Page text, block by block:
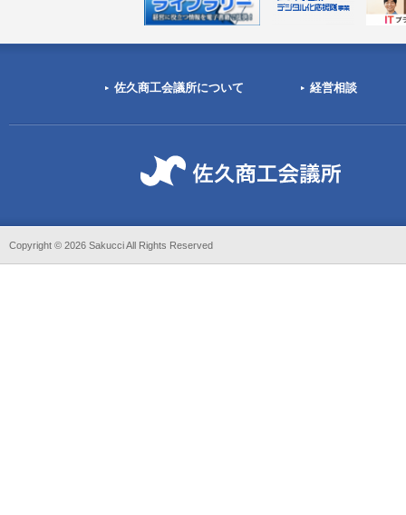
佐久商工会議所について 経営相談
Copyright © 2026 Sakucci All Rights Reserved